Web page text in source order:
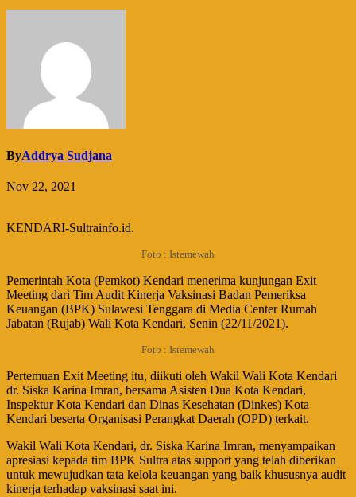
ByAddrya Sudjana
Nov 22, 2021
KENDARI-Sultrainfo.id.
Foto : Istemewah
Pemerintah Kota (Pemkot) Kendari menerima kunjungan Exit
Meeting dari Tim Audit Kinerja Vaksinasi Badan Pemeriksa
Keuangan (BPK) Sulawesi Tenggara di Media Center Rumah
Jabatan (Rujab) Wali Kota Kendari, Senin (22/11/2021).
Foto : Istemewah
Pertemuan Exit Meeting itu, diikuti oleh Wakil Wali Kota Kendari
dr. Siska Karina Imran, bersama Asisten Dua Kota Kendari,
Inspektur Kota Kendari dan Dinas Kesehatan (Dinkes) Kota
Kendari beserta Organisasi Perangkat Daerah (OPD) terkait.
Wakil Wali Kota Kendari, dr. Siska Karina Imran, menyampaikan
apresiasi kepada tim BPK Sultra atas support yang telah diberikan
untuk mewujudkan tata kelola keuangan yang baik khususnya audit
kinerja terhadap vaksinasi saat ini.